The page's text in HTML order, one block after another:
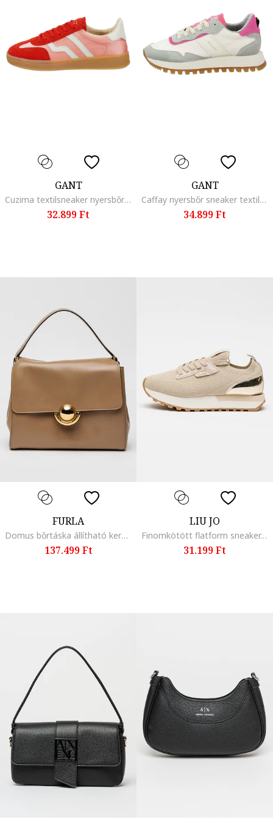
GANT
Cuzima textilsneaker nyersbőr részletekkel, Fehér/Élénkpiros/Rózsaszín
32.899 Ft
GANT
Caffay nyersbőr sneaker textilrészletekkel, Világosszürke/Törtfehér/Rózsaszín
34.899 Ft
FURLA
Domus bőrtáska állítható keresztpánttal, Világosbarna
137.499 Ft
LIU JO
Finomkötött flatform sneaker, Aranyszín/Világosbézs
31.199 Ft